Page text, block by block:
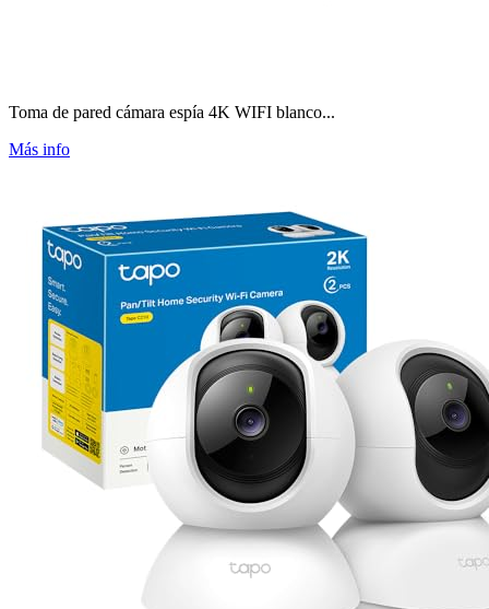
Toma de pared cámara espía 4K WIFI blanco...
Más info